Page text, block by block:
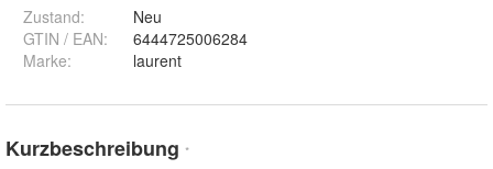
Zustand:
Neu
GTIN / EAN:
6444725006284
Marke:
laurent
Kurzbeschreibung *